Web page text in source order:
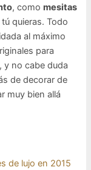
, como mesitas
quieras. Todo
al máximo
para
y no cabe duda
de decorar de
muy bien allá
de lujo en 2015